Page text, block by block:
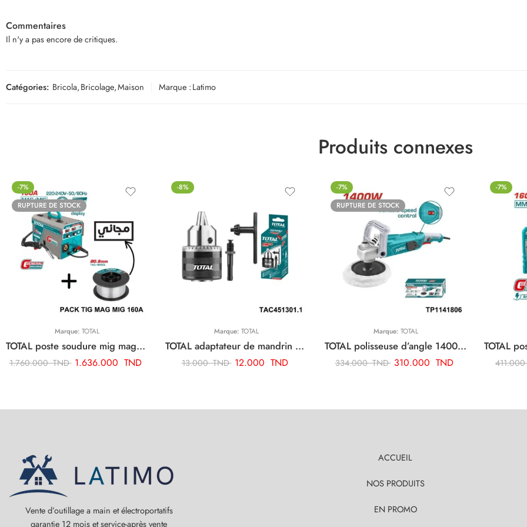
Commentaires
Il n'y a pas encore de critiques.
Catégories: Bricola,Bricolage,Maison Marque :Latimo
Produits connexes
-7%
RUPTURE DE STOCK
Marque: TOTAL
TOTAL poste soudure mig mag 160a 220/240 inverter + Cadeaux Bobine fil TMGT1601
1.760.000TND 1.636.000 TND
-8%
Marque: TOTAL
TOTAL adaptateur de mandrin de foret sds plus TAC451301.1
13.000TND 12.000 TND
-7%
RUPTURE DE STOCK
Marque: TOTAL
TOTAL polisseuse d’angle 1400w TP1141806
334.000TND 310.000 TND
-7%
411.000
Vente d’outillage a main et électroportatifs
garantie 12 mois et service-après vente
ACCUEIL
NOS PRODUITS
EN PROMO